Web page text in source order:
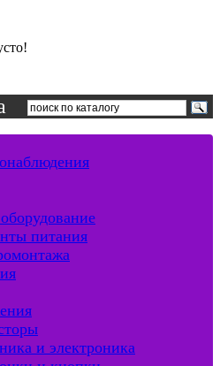
питания
и электроника